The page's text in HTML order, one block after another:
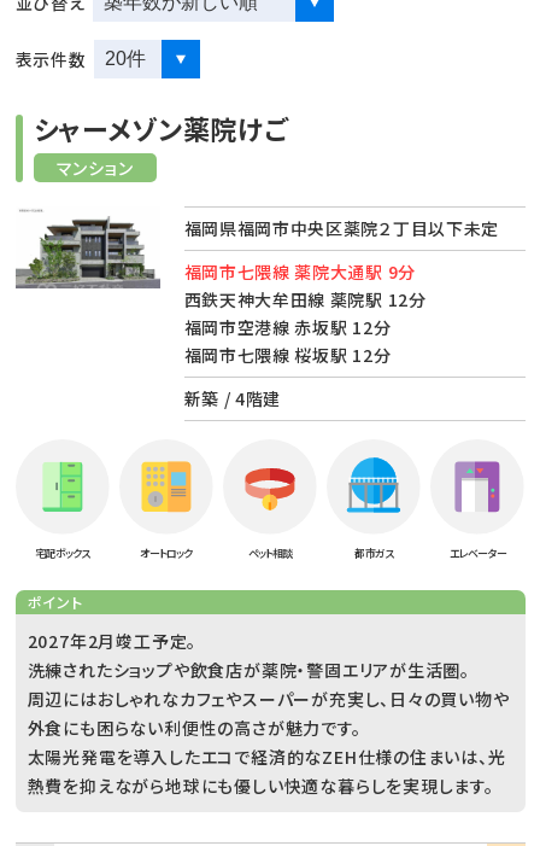
表示件数
マンション
シャーメゾン薬院けご
福岡県福岡市中央区薬院２丁目以下未定
福岡市七隈線 薬院大通駅 9分
西鉄天神大牟田線 薬院駅 12分
福岡市空港線 赤坂駅 12分
福岡市七隈線 桜坂駅 12分
新築 / 4階建
宅配ボックス オートロック ペット相談 都市ガス エレベーター
ポイント
2027年2月竣工予定。
洗練されたショップや飲食店が薬院・警固エリアが生活圏。
周辺にはおしゃれなカフェやスーパーが充実し、日々の買い物や
外食にも困らない利便性の高さが魅力です。
太陽光発電を導入したエコで経済的なZEH仕様の住まいは、光
熱費を抑えながら地球にも優しい快適な暮らしを実現します。